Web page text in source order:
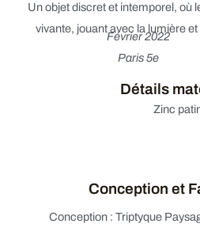
Un objet discret et intemporel, où
vivante, jouant avec la lumière
Détails
Zinc
Conception et
Conception : Triptyque
Février 2022
Paris 5e